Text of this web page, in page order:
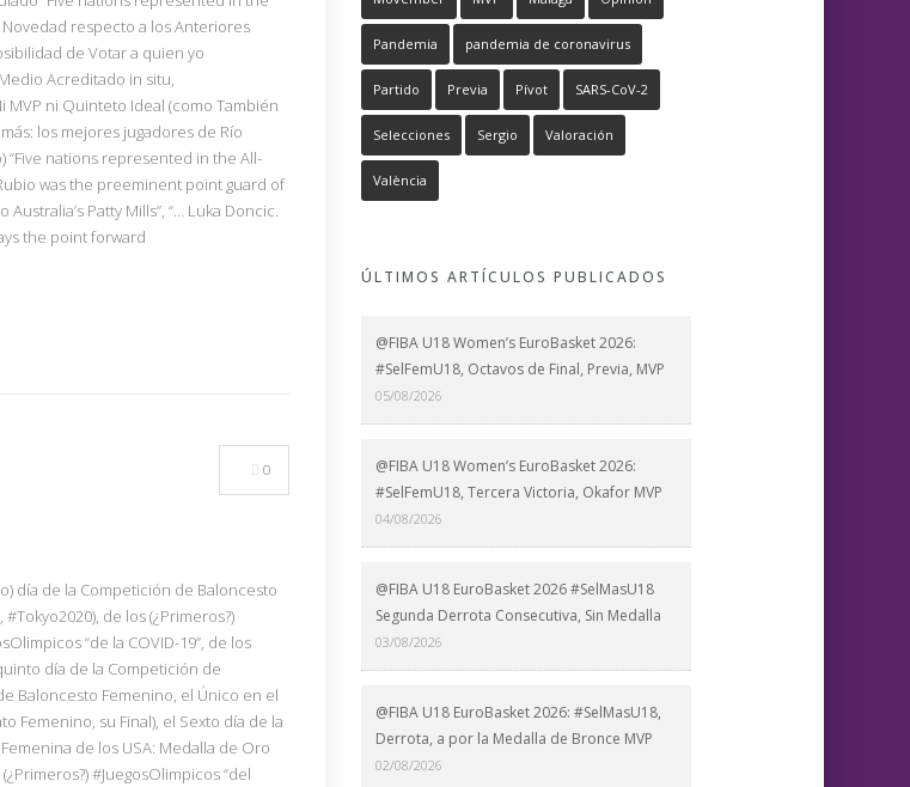
Novedad respecto a los Anteriores
de Votar a quien yo
Acreditado in situ,
ni Quinteto Ideal (como También
los mejores jugadores de Río
“Five nations represented in the All-
was the preeminent point guard of
Patty Mills”, “… Luka Doncic.
the point forward
0
día de la Competición de Baloncesto
de los (¿Primeros?)
“de la COVID-19”, de los
día de la Competición de
Baloncesto Femenino, el Único en el
Femenino, su Final), el Sexto día de la
de los USA: Medalla de Oro
#JuegosOlimpicos “del
Pandemia pandemia de coronavirus
Partido Previa Pívot SARS-CoV-2
Selecciones Sergio Valoración
València
ÚLTIMOS ARTÍCULOS PUBLICADOS
@FIBA U18 Women’s EuroBasket 2026:
#SelFemU18, Octavos de Final, Previa, MVP
05/08/2026
@FIBA U18 Women’s EuroBasket 2026:
#SelFemU18, Tercera Victoria, Okafor MVP
04/08/2026
@FIBA U18 EuroBasket 2026 #SelMasU18
Segunda Derrota Consecutiva, Sin Medalla
03/08/2026
@FIBA U18 EuroBasket 2026: #SelMasU18,
Derrota, a por la Medalla de Bronce MVP
02/08/2026